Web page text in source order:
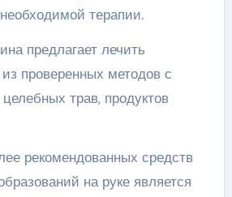
терапии.
предлагает лечить
проверенных методов с
трав, продуктов
рекомендованных средств
на руке является